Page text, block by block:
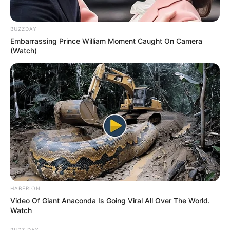
Περισσότερα νέα από την Εύβοια
Βαρύ πένθος στην Εύβοια για αγαπημένο
καθηγητή
Την λένε «Κυκλάδες χωρίς πλοίο» και είναι 1
ώρα από Χαλκίδα – Υπερβολή ή όχι;
Θλίψη στην Εύβοια για γυναίκα
Ακολουθήστε το evianews.com στοGoogle
News
ΤΑ ΠΙΟ ΔΗΜΟΦΙΛΗ
BUZZDAY
Embarrassing Prince William Moment Caught On Camera
(Watch)
HABERION
Video Of Giant Anaconda Is Going Viral All Over The World.
Watch